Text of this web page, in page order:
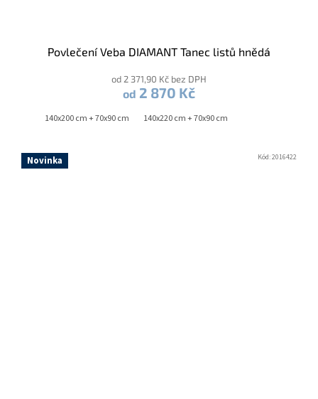
Povlečení Veba DIAMANT Tanec listů hnědá
od 2 371,90 Kč bez DPH
od 2 870 Kč
140x200 cm + 70x90 cm 140x220 cm + 70x90 cm
Novinka Kód:2016422